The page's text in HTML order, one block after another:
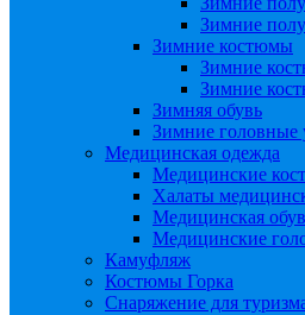
Зимние
Зимние костюмы
Зимние
Зимние
Зимняя обувь
Зимние головные
Медицинская одежда
Медицинские
Халаты
Медицинская
Медицинские
Камуфляж
Костюмы Горка
Снаряжение для